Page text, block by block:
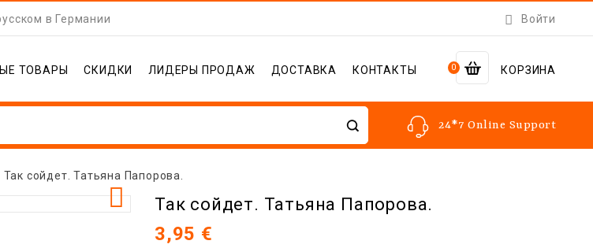
в Германии  Войти
0 КОРЗИНА
ТОВАРЫ СКИДКИ ЛИДЕРЫ ПРОДАЖ ДОСТАВКА КОНТАКТЫ
24*7 Online Support
Так сойдет. Татьяна Папорова.
 Так сойдет. Татьяна Папорова.
3,95 €